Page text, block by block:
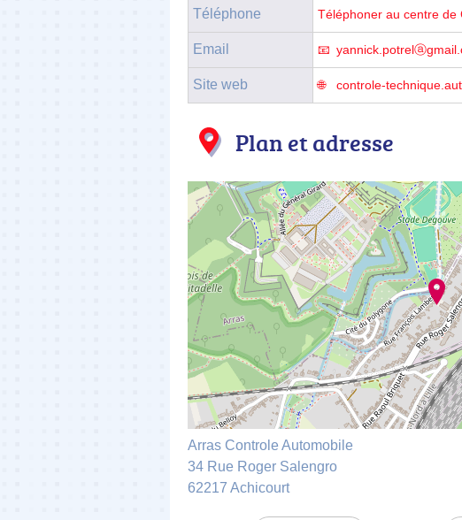
Téléphone Téléphoner au centre de
Email
Site web controle-
Plan et adresse
Arras Controle Automobile
34 Rue Roger Salengro
62217 Achicourt